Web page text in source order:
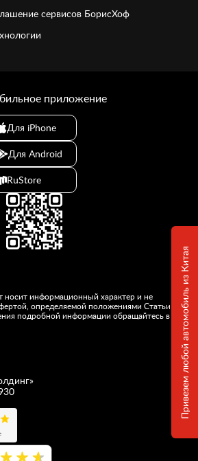
Привезем любой автомобиль из Китая
сервисов БорисХоф
носит информационный характер и не
определяемой положениями Статьи
подробной информации обращайтесь в
»
приложение
Для iPhone
Для Android
RuStore